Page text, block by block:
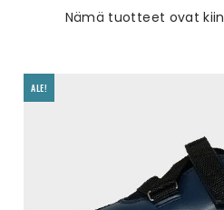
Nämä tuotteet ovat
ALE!